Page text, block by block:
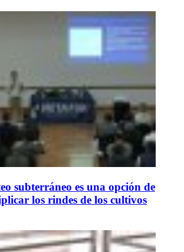
subterráneo es una opción de
los rindes de los cultivos